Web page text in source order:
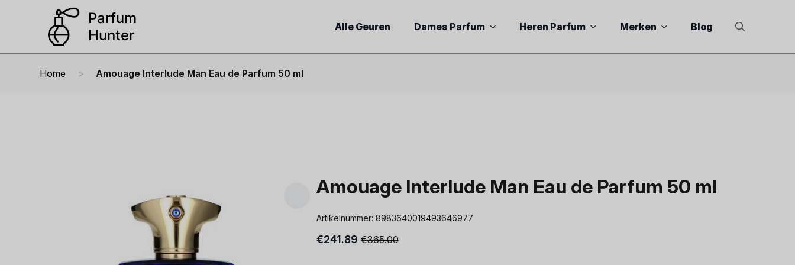
Alle Geuren Dames Parfum Heren Parfum Merken
Blog
Home Amouage Interlude Man Eau de Parfum 50 ml
Amouage Interlude Man Eau de Parfum 50 ml
Artikelnummer:8983640019493646977
€365.00
Oorspronkelijke
€241.89
Huidige